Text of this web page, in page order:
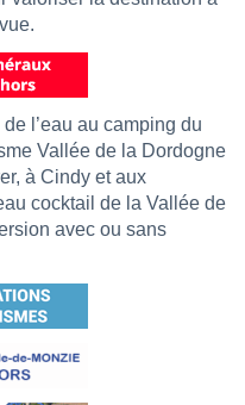
l’eau au camping du
Vallée de la Dordogne
à Cindy et aux
cocktail de la Vallée de
avec ou sans